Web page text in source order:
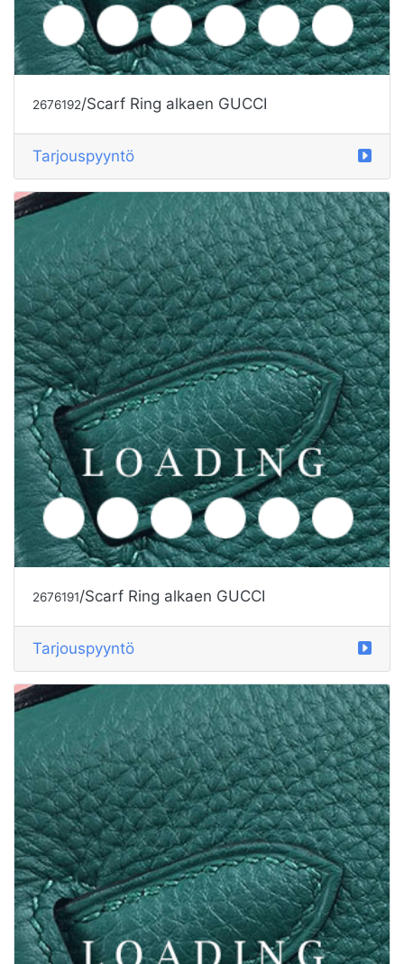
2676192/Scarf Ring alkaen GUCCI
Tarjouspyyntö
2676191/Scarf Ring alkaen GUCCI
Tarjouspyyntö